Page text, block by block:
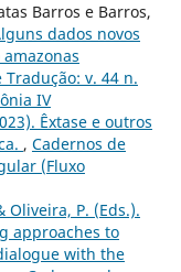
Barros e Barros,
dados novos
Tradução: v. 44 n.
IV
Êxtase e outros
, Cadernos de
(Fluxo
Oliveira, P. (Eds.).
approaches to
with the